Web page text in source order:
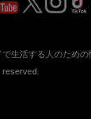
生活する人のための
reserved.